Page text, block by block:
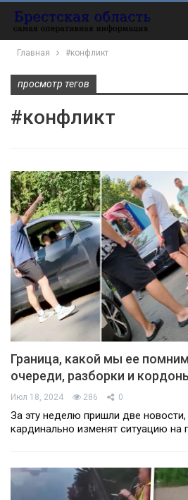
Главная #конфликт
просмотр тегов
#конфликт
Граница, какой мы ее
очереди, разборки и
Июл 18, 2024 286 0
За эту неделю пришли две
кардинально изменят ситуацию на